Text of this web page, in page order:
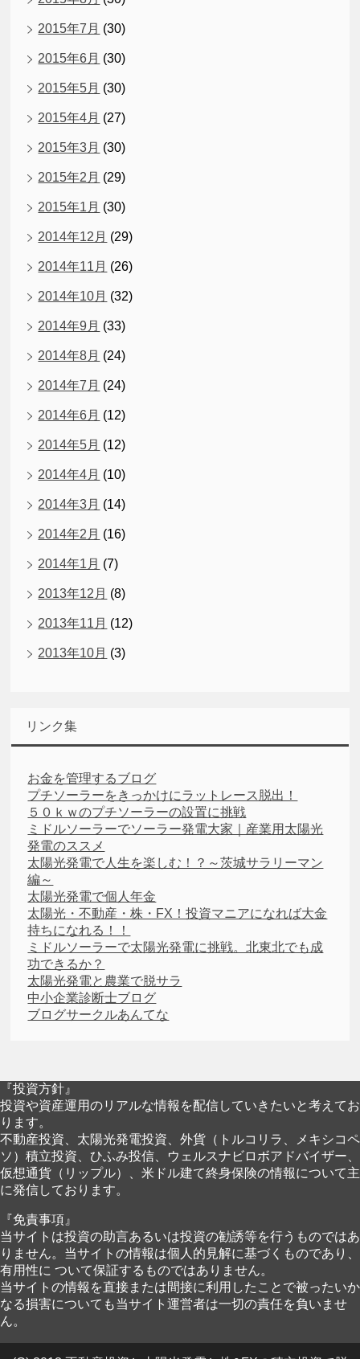
2015年7月 (30)
2015年6月 (30)
2015年5月 (30)
2015年4月 (27)
2015年3月 (30)
2015年2月 (29)
2015年1月 (30)
2014年12月 (29)
2014年11月 (26)
2014年10月 (32)
2014年9月 (33)
2014年8月 (24)
2014年7月 (24)
2014年6月 (12)
2014年5月 (12)
2014年4月 (10)
2014年3月 (14)
2014年2月 (16)
2014年1月 (7)
2013年12月 (8)
2013年11月 (12)
2013年10月 (3)
リンク集
お金を管理するブログ
プチソーラーをきっかけにラットレース脱出！
５０ｋｗのプチソーラーの設置に挑戦
ミドルソーラーでソーラー発電大家｜産業用太陽光
発電のススメ
太陽光発電で人生を楽しむ！？～茨城サラリーマン
編～
太陽光発電で個人年金
太陽光・不動産・株・FX！投資マニアになれば大金
持ちになれる！！
ミドルソーラーで太陽光発電に挑戦。北東北でも成
功できるか？
太陽光発電と農業で脱サラ
中小企業診断士ブログ
ブログサークルあんてな
『投資方針』
投資や資産運用のリアルな情報を配信していきたいと考えてお
ります。
不動産投資、太陽光発電投資、外貨（トルコリラ、メキシコペ
ソ）積立投資、ひふみ投信、ウェルスナビロボアドバイザー、
仮想通貨（リップル）、米ドル建て終身保険の情報について主
に発信しております。
『免責事項』
当サイトは投資の助言あるいは投資の勧誘等を行うものではあ
りません。当サイトの情報は個人的見解に基づくものであり、
有用性に ついて保証するものではありません。
当サイトの情報を直接または間接に利用したことで被ったいか
なる損害についても当サイト運営者は一切の責任を負いませ
ん。